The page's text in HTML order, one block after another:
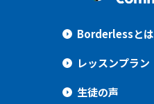
Borderlessとは
レッスンプラン
生徒の声